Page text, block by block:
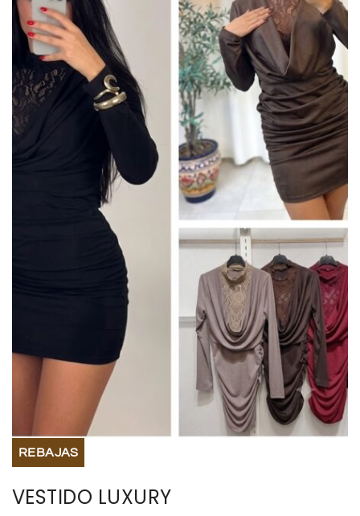
MODA CHICA
BEAUTY
PERFUMES
BISUTERIA
BOLSOS Y MONEDEROS
CALZADO
COMPLEMENTOS
TECNOLOGIA
HOGAR
TARJETAS REGALO
REBAJAS
VESTIDO LUXURY